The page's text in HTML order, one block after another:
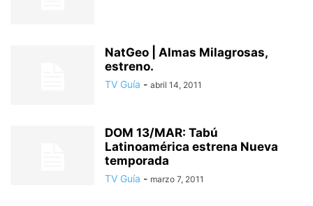
NatGeo | Almas Milagrosas,
estreno.
TV Guía - abril 14, 2011
DOM 13/MAR: Tabú
Latinoamérica estrena Nueva
temporada
TV Guía - marzo 7, 2011